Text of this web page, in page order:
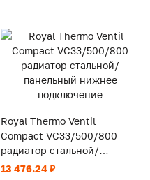
Royal Thermo Ventil
Compact VC33/500/800
радиатор стальной/
панельный нижнее
13 476.24 ₽